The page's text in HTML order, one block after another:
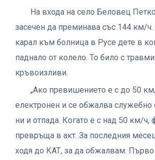
На входа на село Беловец
засечен да преминава със 144 км/ч.
карал към болница в Русе дете в
паднало от колело. То било с
кръвоизливи.
„Ако превишението е с до 50
електронен и се обжалва служебно
ни и отпада. Когато е с над 50 км/ч,
превръща в акт. За последния
ходя до КАТ, за да обжалвам.